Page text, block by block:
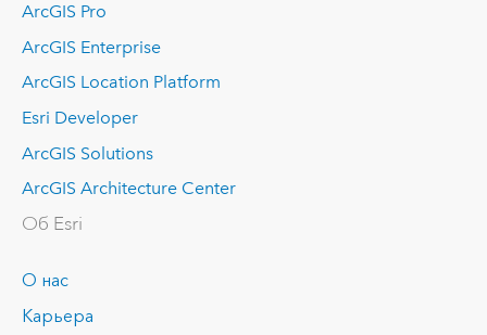
ArcGIS Pro
ArcGIS Enterprise
ArcGIS Location Platform
Esri Developer
ArcGIS Solutions
ArcGIS Architecture Center
Об Esri
О нас
Карьера